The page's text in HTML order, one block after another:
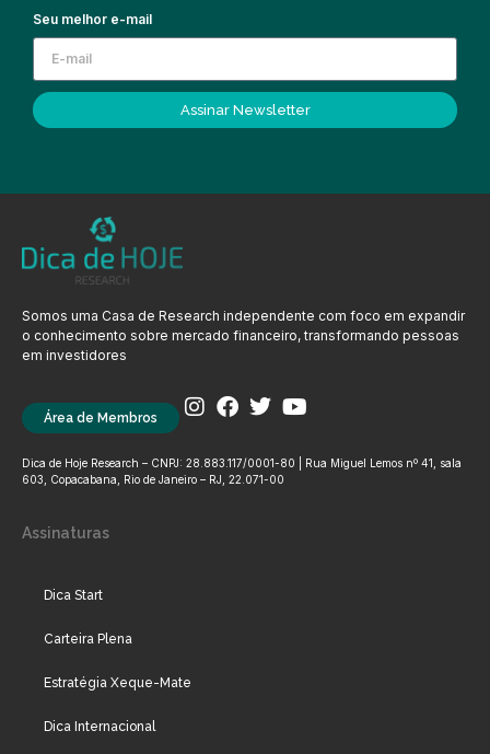
Seu melhor e-mail
Assinar Newsletter
Somos uma Casa de Research independente com foco em expandir
o conhecimento sobre mercado financeiro, transformando pessoas
em investidores
Área de Membros
Dica de Hoje Research – CNPJ: 28.883.117/0001-80 | Rua Miguel Lemos nº 41, sala
603, Copacabana, Rio de Janeiro – RJ, 22.071-00
Assinaturas
Dica Start
Carteira Plena
Estratégia Xeque-Mate
Dica Internacional